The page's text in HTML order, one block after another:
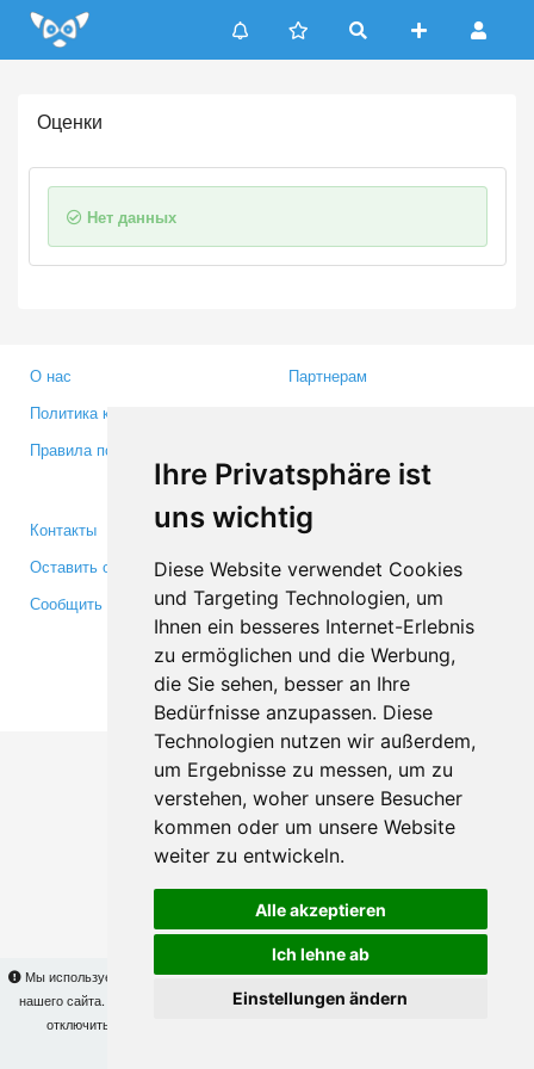
Ihre Privatsphäre ist
uns wichtig
Diese Website verwendet Cookies
und Targeting Technologien, um
Ihnen ein besseres Internet-Erlebnis
zu ermöglichen und die Werbung,
die Sie sehen, besser an Ihre
Bedürfnisse anzupassen. Diese
Technologien nutzen wir außerdem,
um Ergebnisse zu messen, um zu
verstehen, woher unsere Besucher
kommen oder um unsere Website
weiter zu entwickeln.
Alle akzeptieren
Ich lehne ab
Einstellungen ändern
Update cookies preferences
Мы используем cookies для того, чтобы Вы могли использовать весь функционал
нашего сайта. На
Вы сможете узнать подробности и, при желании,
отключить использование cookies. Продолжая пользоваться сайтом, Вы
Оценки
Нет данных
О нас
Политика конфиденциальности
Правила пользования
Партнерам
Медиа
Контакты
Оставить отзыв
Сообщить об ошибке
Facebook
Twitter
YouTube
Google+
Makis© Copyright 2026